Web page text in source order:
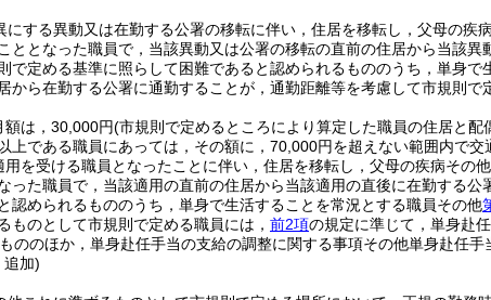
にする異動又は在勤する公署の移転に伴い，住居を移転し，父母の
ととなった職員で，当該異動又は公署の移転の直前の住居から当該
で定める基準に照らして困難であると認められるもののうち，単身で
から在勤する公署に通勤することが，通勤距離等を考慮して市規則
は，30,000円(市規則で定めるところにより算定した職員の住居と配
上である職員にあっては，その額に，70,000円を超えない範囲内で
用を受ける職員となったことに伴い，住居を移転し，父母の疾病その
った職員で，当該適用の直前の住居から当該適用の直後に在勤する
認められるもののうち，単身で生活することを常況とする職員その他
ものとして市規則で定める職員には， 前2項の規定に準じて，単身赴
ののほか，単身赴任手当の支給の調整に関する事項その他単身赴任手
追加)